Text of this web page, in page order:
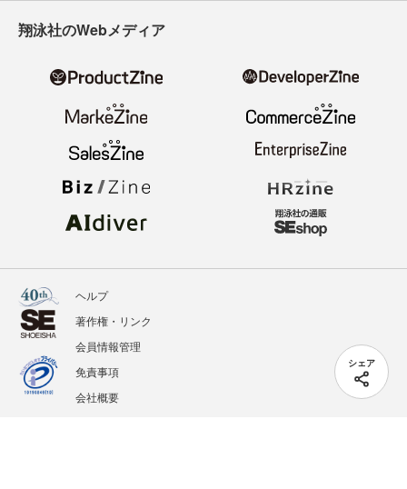
シェア
翔泳社のWebメディア
ヘルプ
著作権・リンク
会員情報管理
免責事項
会社概要